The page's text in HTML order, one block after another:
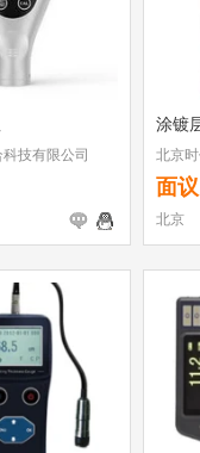
技有限公司
涂镀
北京
面议
北京